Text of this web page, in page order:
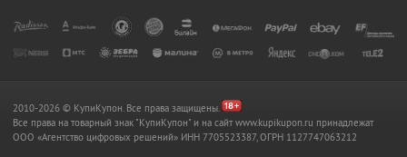
2010-2026 © КупиКупон. Все права защищены.
Все права на товарный знак "КупиКупон" и на сайт www.kupikupon.ru принадлежат
OOO «Агентство цифровых решений» ИНН 7705523387, ОГРН 1127747063212